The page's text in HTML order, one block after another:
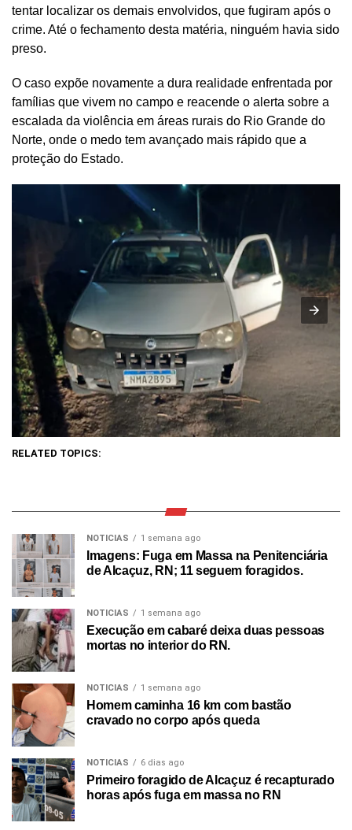
tentar localizar os demais envolvidos, que fugiram após o
crime. Até o fechamento desta matéria, ninguém havia sido
preso.
O caso expõe novamente a dura realidade enfrentada por
famílias que vivem no campo e reacende o alerta sobre a
escalada da violência em áreas rurais do Rio Grande do
Norte, onde o medo tem avançado mais rápido que a
proteção do Estado.
RELATED TOPICS:
NOTICIAS 1 semana ago
Imagens: Fuga em Massa na Penitenciária
de Alcaçuz, RN; 11 seguem foragidos.
NOTICIAS 1 semana ago
Execução em cabaré deixa duas pessoas
mortas no interior do RN.
NOTICIAS 1 semana ago
Homem caminha 16 km com bastão
cravado no corpo após queda
NOTICIAS 6 dias ago
Primeiro foragido de Alcaçuz é recapturado
horas após fuga em massa no RN